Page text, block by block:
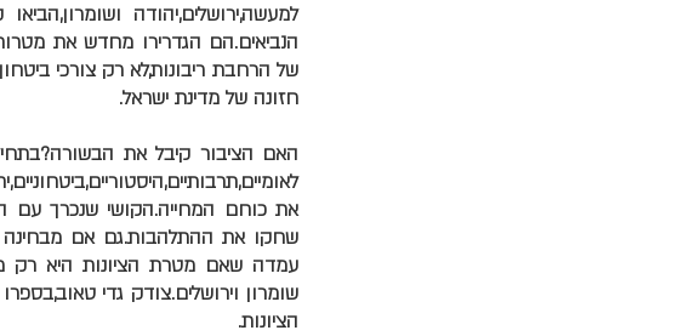
למעשה,ירושלים,יהודה
הנביאים.הם הגדרירו מחדש את
של הרחבת ריבונות,לא רק צורכי
חזונה של מדינת ישראל.
האם הציבור קיבל את
את כוחם המחייה.הקושי שנכרך עם
שחקו את ההתלהבות.גם אם מבחינה
עמדה שאם מטרת הציונות היא רק
שומרון וירושלים.צודק גדי
הציונות.